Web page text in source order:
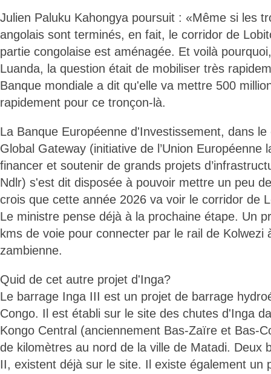
Julien Paluku Kahongya poursuit : «Même si les
angolais sont terminés, en fait, le corridor de
partie congolaise est aménagée. Et voilà
Luanda, la question était de mobiliser très
Banque mondiale a dit qu'elle va mettre 500
rapidement pour ce tronçon-là.
La Banque Européenne d'Investissement, dans
Global Gateway (initiative de l’Union Européenne
financer et soutenir de grands projets
Ndlr) s'est dit disposée à pouvoir mettre un peu
crois que cette année 2026 va voir le corridor de
Le ministre pense déjà à la prochaine étape. Un
kms de voie pour connecter par le rail de Kolwezi
zambienne.
Quid de cet autre projet d'Inga?
Le barrage Inga III est un projet de barrage
Congo. Il est établi sur le site des chutes d'Inga
Kongo Central (anciennement Bas-Zaïre et Bas-
de kilomètres au nord de la ville de Matadi. Deux
II, existent déjà sur le site. Il existe également un